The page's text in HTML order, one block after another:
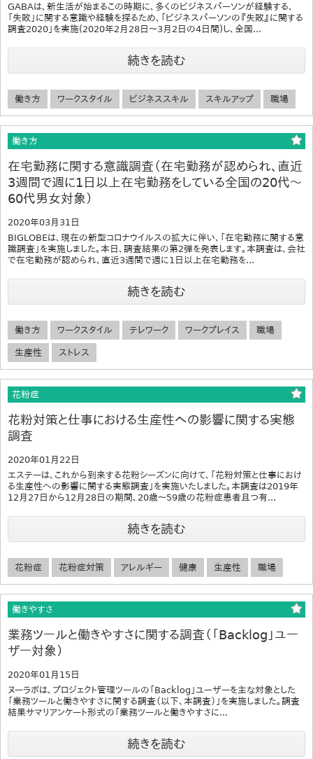
GABAは、新生活が始まるこの時期に、多くのビジネスパーソンが経験する、
「失敗」に関する意識や経験を探るため、「ビジネスパーソンの『失敗』に関する
調査2020」を実施(2020年2月28日～3月2日の4日間)し、全国...
続きを読む
働き方 ワークスタイル ビジネススキル スキルアップ 職場
働き方
在宅勤務に関する意識調査（在宅勤務が認められ、直近
3週間で週に1日以上在宅勤務をしている全国の20代～
60代男女対象）
2020年03月31日
BIGLOBEは、現在の新型コロナウイルスの拡大に伴い、「在宅勤務に関する意
識調査」を実施しました。本日、調査結果の第2弾を発表します。本調査は、会社
で在宅勤務が認められ、直近3週間で週に1日以上在宅勤務を...
続きを読む
働き方 ワークスタイル テレワーク ワークプレイス 職場
生産性 ストレス
花粉症
花粉対策と仕事における生産性への影響に関する実態
調査
2020年01月22日
エステーは、これから到来する花粉シーズンに向けて、「花粉対策と仕事におけ
る生産性への影響に関する実態調査」を実施いたしました。本調査は2019年
12月27日から12月28日の期間、20歳～59歳の花粉症患者且つ有...
続きを読む
花粉症 花粉症対策 アレルギー 健康 生産性 職場
働きやすさ
業務ツールと働きやすさに関する調査（「Backlog」ユー
ザー対象）
2020年01月15日
ヌーラボは、プロジェクト管理ツールの「Backlog」ユーザーを主な対象とした
「業務ツールと働きやすさに関する調査（以下、本調査）」を実施しました。調査
結果サマリアンケート形式の「業務ツールと働きやすさに...
続きを読む